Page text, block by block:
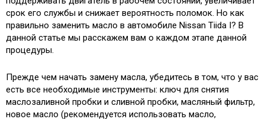
срок его службы и снижает вероятность поломок. Но как
правильно заменить масло в автомобиле Nissan Tiida I? В
данной статье мы расскажем вам о каждом этапе данной
процедуры.
Прежде чем начать замену масла, убедитесь в том, что у вас
есть все необходимые инструменты: ключ для снятия
маслозаливной пробки и сливной пробки, масляный фильтр,
новое масло (рекомендуется использовать масло,